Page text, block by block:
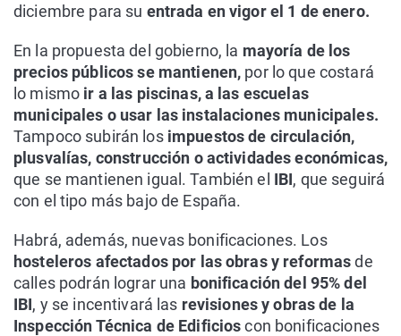
diciembre para su entrada en vigor el 1 de enero.
En la propuesta del gobierno, la mayoría de los
precios públicos se mantienen, por lo que costará
lo mismo ir a las piscinas, a las escuelas
municipales o usar las instalaciones municipales.
Tampoco subirán losimpuestos de circulación,
plusvalías, construcción o actividades económicas,
que se mantienen igual. También el IBI, que seguirá
con el tipo más bajo de España.
Habrá, además, nuevas bonificaciones. Los
hosteleros afectados por las obras y reformasde
calles podrán lograr una bonificación del 95% del
IBI, y se incentivará las revisiones y obras de la
Inspección Técnica de Edificioscon bonificaciones